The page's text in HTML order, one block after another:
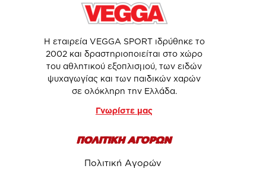
Η εταιρεία VEGGA SPORT ιδρύθηκε το
2002 και δραστηριοποιείται στο χώρο
του αθλητικού εξοπλισμού, των ειδών
ψυχαγωγίας και των παιδικών χαρών
σε ολόκληρη την Ελλάδα.
Γνωρίστε μας
ΠΟΛΙΤΙΚΗ ΑΓΟΡΩΝ
Πολιτική Αγορών